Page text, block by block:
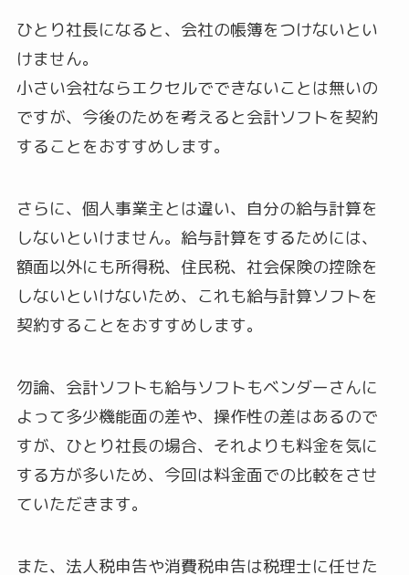
ひとり社長になると、会社の帳簿をつけないとい
けません。
小さい会社ならエクセルでできないことは無いの
ですが、今後のためを考えると会計ソフトを契約
することをおすすめします。
さらに、個人事業主とは違い、自分の給与計算を
しないといけません。給与計算をするためには、
額面以外にも所得税、住民税、社会保険の控除を
しないといけないため、これも給与計算ソフトを
契約することをおすすめします。
勿論、会計ソフトも給与ソフトもベンダーさんに
よって多少機能面の差や、操作性の差はあるので
すが、ひとり社長の場合、それよりも料金を気に
する方が多いため、今回は料金面での比較をさせ
ていただきます。
また、法人税申告や消費税申告は税理士に任せた